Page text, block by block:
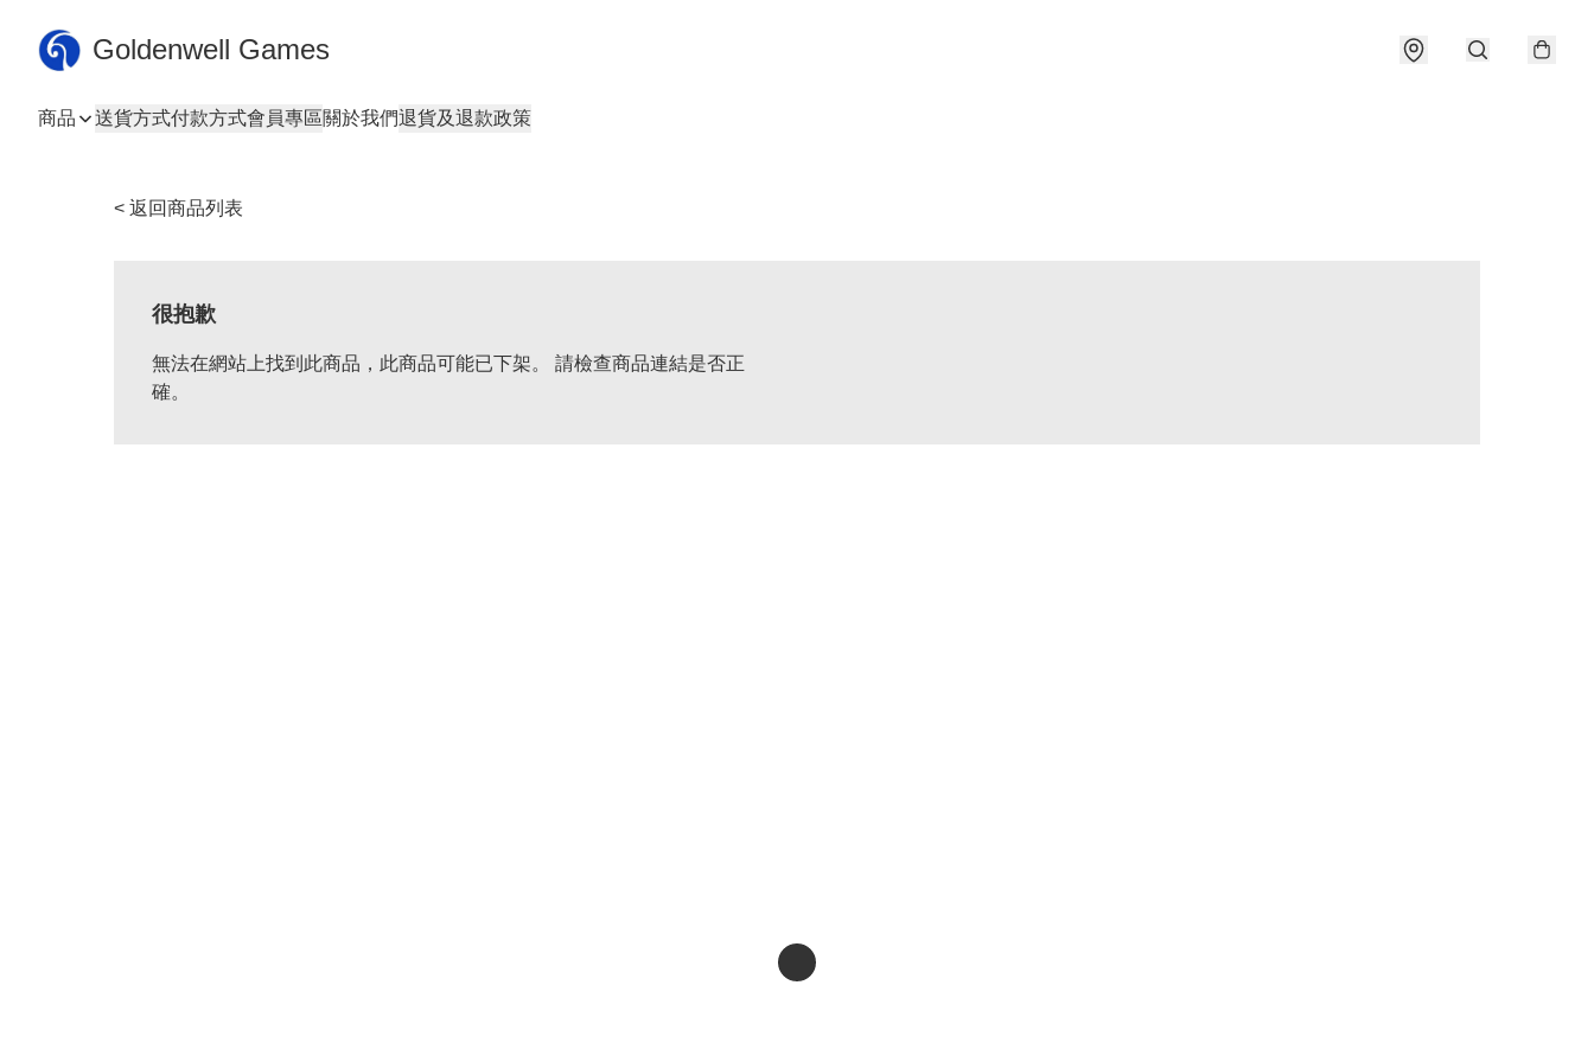
Goldenwell Games
商品 送貨方式付款方式會員專區關於我們退貨及退款政策
< 返回商品列表
很抱歉
無法在網站上找到此商品，此商品可能已下架。 請檢查商品連結是否正
確。